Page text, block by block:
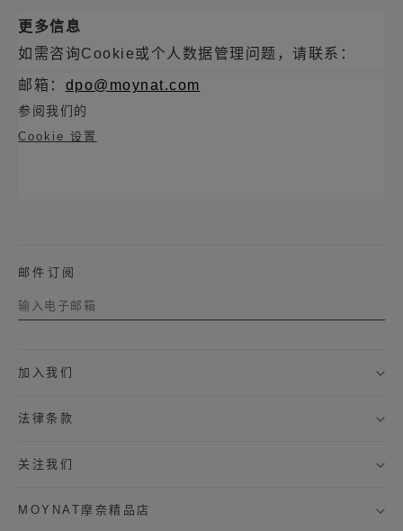
更多信息
如需咨询Cookie或个人数据管理问题，请联系：
邮箱： dpo@moynat.com
参阅我们的
Cookie 设置
邮件订阅
名字
姓氏
我希望通过邮件接收来自MOYNAT摩奈的新闻资讯，及个
MOYNAT摩奈精品店
加入我们
法律条款
关注我们